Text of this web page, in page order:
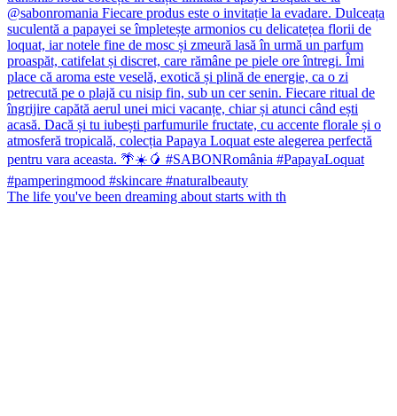
The life you've been dreaming about starts with th